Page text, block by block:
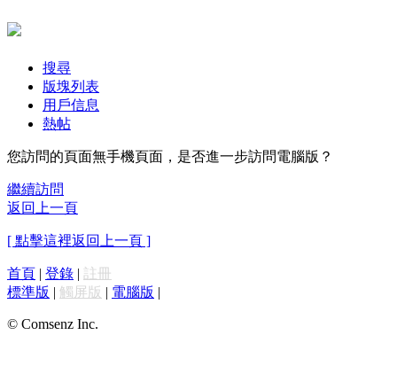
搜尋
版塊列表
用戶信息
熱帖
您訪問的頁面無手機頁面，是否進一步訪問電腦版？
繼續訪問
返回上一頁
[ 點擊這裡返回上一頁 ]
首頁 | 登錄 | 註冊
標準版 | 觸屏版 | 電腦版 |
© Comsenz Inc.